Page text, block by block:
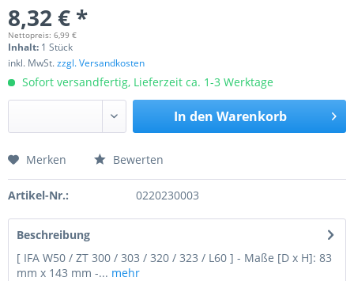
8,32 € *
Nettopreis: 6,99 €
Inhalt: 1 Stück
inkl. MwSt.zzgl. Versandkosten
Sofort versandfertig, Lieferzeit ca. 1-3 Werktage
In den Warenkorb
Preis anfragen
Merken Bewerten
Artikel-Nr.: 0220230003
Beschreibung
[ IFA W50 / ZT 300 / 303 / 320 / 323 / L60 ] - Maße [D x H]: 83
mm x 143 mm -... mehr